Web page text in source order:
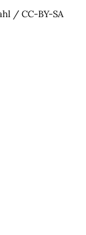
/ CC-BY-SA